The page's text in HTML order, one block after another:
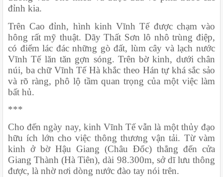
đỉnh kia.
Trên Cao đỉnh, hình kinh Vĩnh Tế được chạm vào
hông rất mỹ thuật. Dãy Thất Sơn lô nhô trùng điệp,
có điểm lác đác những gò đất, lùm cây và lạch nước
Vĩnh Tế lăn tăn gợn sóng. Trên bờ kinh, dưới chân
núi, ba chữ Vĩnh Tế Hà khắc theo Hán tự khá sắc sảo
và rõ ràng, phô lộ tầm quan trọng của một việc làm
bất hủ.
***
Cho đến ngày nay, kinh Vĩnh Tế vẫn là một thủy đạo
hữu ích lớn cho việc thông thương vận tải. Từ vàm
kinh ở bờ Hậu Giang (Châu Đốc) thẳng đến cửa
Giang Thành (Hà Tiên), dài 98.300m, sở dĩ lưu thông
được, là nhờ nơi dòng nước đào tay nói trên.